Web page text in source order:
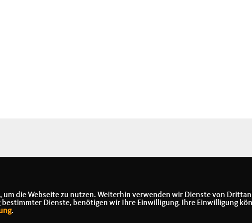
die Webseite zu nutzen. Weiterhin verwenden wir Dienste von
Dienste, benötigen wir Ihre Einwilligung. Ihre Einwilligung
.